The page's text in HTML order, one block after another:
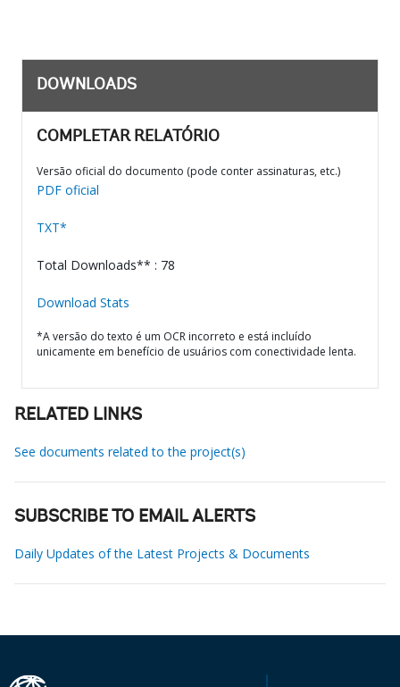
DOWNLOADS
COMPLETAR RELATÓRIO
Versão oficial do documento (pode conter assinaturas, etc.)
PDF oficial
TXT*
Total Downloads** : 78
Download Stats
*A versão do texto é um OCR incorreto e está incluído
unicamente em benefício de usuários com conectividade lenta.
RELATED LINKS
See documents related to the project(s)
SUBSCRIBE TO EMAIL ALERTS
Daily Updates of the Latest Projects & Documents